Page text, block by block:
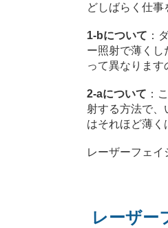
どしばらく仕
1-bについて ：
ー照射で薄く
って異なりま
2-aについて ：
射する方法で
はそれほど薄
レーザーフェ
レーザー